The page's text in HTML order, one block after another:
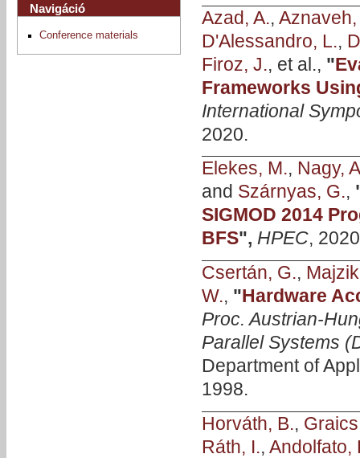
Azad, A.,
D'Alessandro, L.,
Firoz, J., et al., "
Frameworks
International
2020.
Elekes, M., Nagy,
and Szárnyas, G.,
SIGMOD 2014
BFS", HPEC,
Csertán, G.,
W., "Hardware
Proc. Austrian-
Parallel Systems
Department of
1998.
Horváth, B.,
Ráth, I., Andolfato,
Navigáció
Conference materials